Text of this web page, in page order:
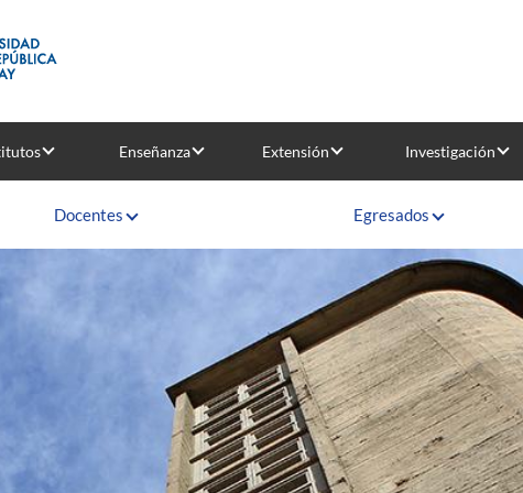
Enseñanza Extensión Investigación
Docentes Egresados